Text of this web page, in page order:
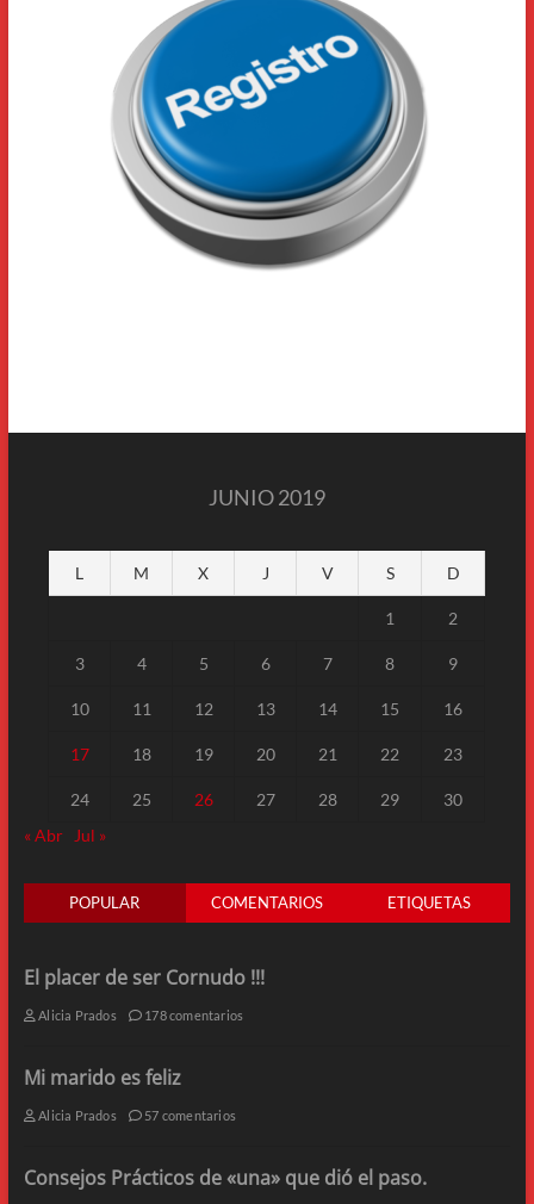
JUNIO 2019
L M X J V S D
1 2
3 4 5 6 7 8 9
10 11 12 13 14 15 16
17 18 19 20 21 22 23
24 25 26 27 28 29
30
« Abr
Jul »
POPULAR COMENTARIOS ETIQUETAS
El placer de ser Cornudo !!!
Alicia Prados 178 comentarios
Mi marido es feliz
Alicia Prados 57 comentarios
Consejos Prácticos de «una» que dió el paso.